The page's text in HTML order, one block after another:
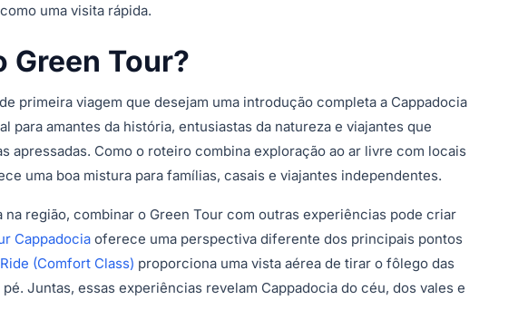
uma visita rápida.
Green Tour?
primeira viagem que desejam uma introdução completa a Cappadocia
para amantes da história, entusiastas da natureza e viajantes que
apressadas. Como o roteiro combina exploração ao ar livre com locais
uma boa mistura para famílias, casais e viajantes independentes.
na região, combinar o Green Tour com outras experiências pode criar
Cappadocia oferece uma perspectiva diferente dos principais pontos
(Comfort Class) proporciona uma vista aérea de tirar o fôlego das
Juntas, essas experiências revelam Cappadocia do céu, dos vales e